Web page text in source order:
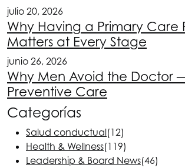
julio 20, 2026
Why Having a Primary Care
Matters at Every Stage
junio 26, 2026
Why Men Avoid the Doctor
Preventive Care
Categorías
Salud conductual(12)
Health & Wellness(119)
Leadership & Board News(46)